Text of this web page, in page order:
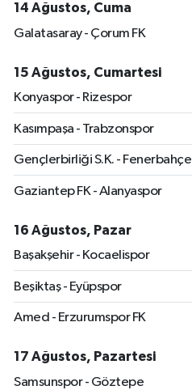
14 Ağustos, Cuma
Galatasaray - Çorum FK
15 Ağustos, Cumartesi
Konyaspor - Rizespor
Kasımpaşa - Trabzonspor
Gençlerbirliği S.K. - Fenerbahçe
Gaziantep FK - Alanyaspor
16 Ağustos, Pazar
Başakşehir - Kocaelispor
Beşiktaş - Eyüpspor
Amed - Erzurumspor FK
17 Ağustos, Pazartesi
Samsunspor - Göztepe